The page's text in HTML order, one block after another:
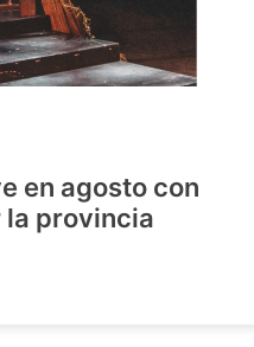
en agosto con
la provincia